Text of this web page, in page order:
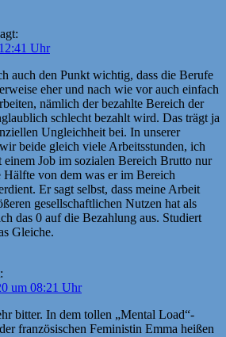
Uhr
auch den Punkt wichtig, dass die Berufe
eher und nach wie vor auch einfach
nämlich der bezahlte Bereich der
schlecht bezahlt wird. Das trägt ja
Ungleichheit bei. In unserer
beide gleich viele Arbeitsstunden, ich
einem Job im sozialen Bereich Brutto nur
Hälfte von dem was er im Bereich
Er sagt selbst, dass meine Arbeit
gesellschaftlichen Nutzen hat als
das 0 auf die Bezahlung aus. Studiert
Gleiche.
um 08:21 Uhr
bitter. In dem tollen „Mental Load“-
französischen Feministin Emma heißen